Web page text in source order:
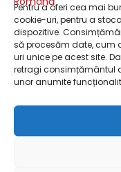
Pentru a oferi cea mai
cookie-uri, pentru a
dispozitive.
să procesăm date, cum
uri unice pe acest site.
retragi consimțământul
unor anumite
Compania
Vaslui